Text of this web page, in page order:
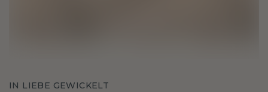
IN LIEBE GEWICKELT